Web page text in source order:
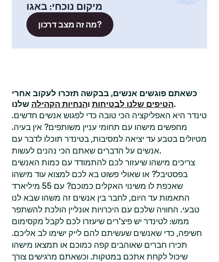
מיקום נוכחי: באגו
מה זה מצב דרכון?
כשאתם פוגשים אנשים, בבקשה תזכרו לעקוב אחרי
הטיפים שלנו לבטיחות והנחיות הקהילה
שלנו.
טינדר היא האפליקציה הכי טובה כדי לפגוש אנשים חדשים.
מחפשים מישהו עם תחומי עניין משותפים? אין בעיה.
מטיולים בטבע עד יציאה למסיבות, בטינדר תוכלו לדבר עם
אנשים על הדברים שאתם הכי נהנים לעשות.
צריכים מישהו שיעזור לכם להתמודד עם כמות האנשים
בפסטיבל? או שאולי פשוט בא לכם למצוא עוד מישהו
שאכפת לו משינוי האקלים כמוכם? עם 55 מיליארד
התאמות עד היום, לחבר בין אנשים זה משהו שבא לנו
טבעי. החוויה שלכם עם היכרויות אונליין הולכת להשתפר
ממש: לטינדר יש פיצ'רים שיעזרו לכם לקבל מקסימום
חשיפה, כדי שאנשים שעשיתם להם לייק ישימו לב אליכם.
תכירו חברים שאוהבים קפה כמוכם או תמצאו מישהו
שיכול לקחת אתכם במטקות. וכשאתם מרגישים צורך